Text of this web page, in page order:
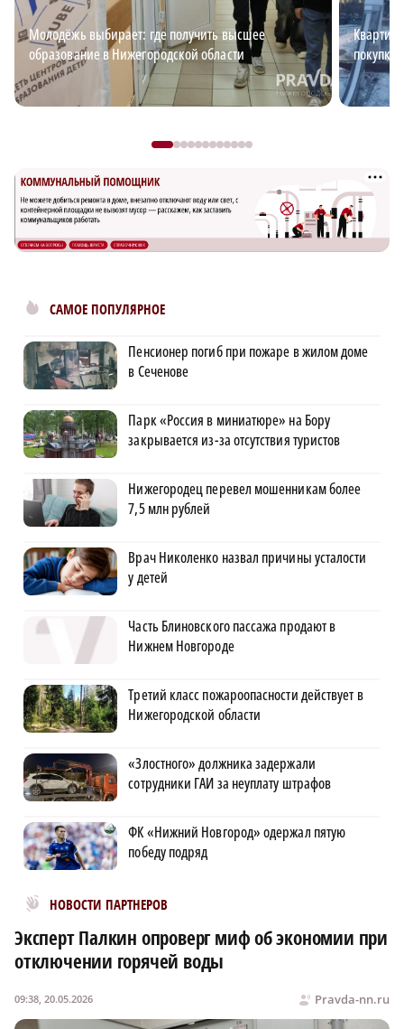
Молодёжь выбирает: где получить высшее
образование в Нижегородской области
САМОЕ ПОПУЛЯРНОЕ
Пенсионер погиб при пожаре в жилом доме
в Сеченове
Парк «Россия в миниатюре» на Бору
закрывается из-за отсутствия туристов
Нижегородец перевел мошенникам более
7,5 млн рублей
Врач Николенко назвал причины усталости
у детей
Часть Блиновского пассажа продают в
Нижнем Новгороде
Третий класс пожароопасности действует в
Нижегородской области
«Злостного» должника задержали
сотрудники ГАИ за неуплату штрафов
ФК «Нижний Новгород» одержал пятую
победу подряд
НОВОСТИ ПАРТНЕРОВ
Новости МирТесен
Эксперт Палкин опроверг миф об экономии при
отключении горячей воды
Pravda-nn.ru
09:38, 20.05.2026